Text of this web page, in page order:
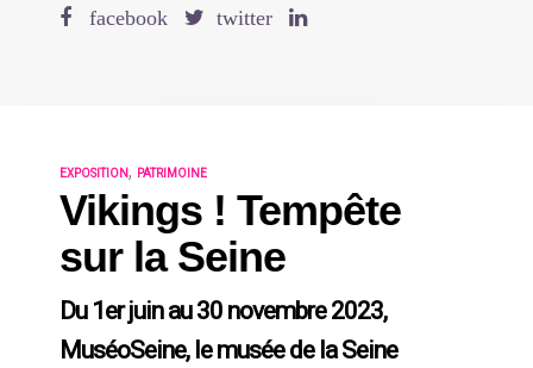
EXPOSITION , PATRIMOINE
Vikings ! Tempête
sur la Seine
Du 1er juin au 30 novembre 2023,
MuséoSeine, le musée de la Seine